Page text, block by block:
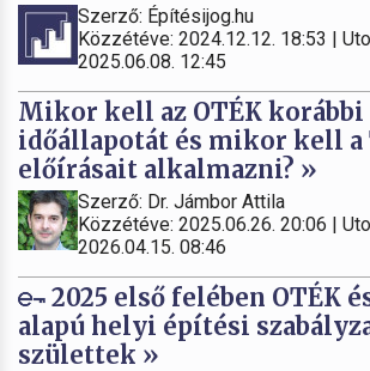
Szerző: Építésijog.hu
Közzétéve: 2024.12.12. 18:53 |
2025.06.08. 12:45
Mikor kell az OTÉK korábbi
időállapotát és mikor kell a
előírásait alkalmazni? »
Szerző: Dr. Jámbor Attila
Közzétéve: 2025.06.26. 20:06 |
2026.04.15. 08:46
2025 első felében OTÉK
alapú helyi építési
születtek »